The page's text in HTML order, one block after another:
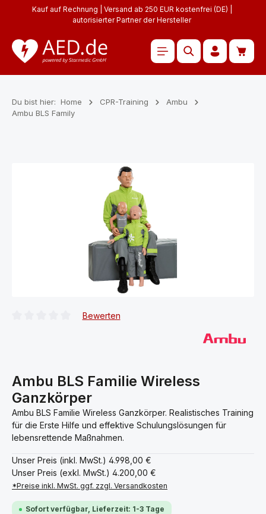
Zum Hauptinhalt springen
Kauf auf Rechnung | Versand ab 250 EUR kostenfrei (DE) |
autorisierter Partner der Hersteller
Du bist hier: Home CPR-Training
Ambu
Ambu BLS Family
Bewerten
Ambu BLS Familie Wireless
Ganzkörper
Ambu BLS Familie Wireless Ganzkörper. Realistisches Training
für die Erste Hilfe und effektive Schulungslösungen für
lebensrettende Maßnahmen.
Unser Preis (inkl. MwSt.) 4.998,00 €
Unser Preis (exkl. MwSt.) 4.200,00 €
*Preise inkl. MwSt. ggf. zzgl. Versandkosten
Sofort verfügbar, Lieferzeit: 1-3 Tage